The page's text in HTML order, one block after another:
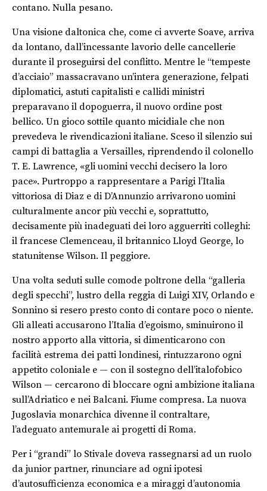
contano. Nulla pesano.
Una visione daltonica che, come ci avverte Soave, arriva
da lontano, dall’incessante lavorio delle cancellerie
durante il proseguirsi del conflitto. Mentre le “tempeste
d’acciaio” massacravano un’intera generazione, felpati
diplomatici, astuti capitalisti e callidi ministri
preparavano il dopoguerra, il nuovo ordine post
bellico. Un gioco sottile quanto micidiale che non
prevedeva le rivendicazioni italiane. Sceso il silenzio sui
campi di battaglia a Versailles, riprendendo il colonello
T. E. Lawrence, «gli uomini vecchi decisero la loro
pace». Purtroppo a rappresentare a Parigi l’Italia
vittoriosa di Diaz e di D’Annunzio arrivarono uomini
culturalmente ancor più vecchi e, soprattutto,
decisamente più inadeguati dei loro agguerriti colleghi:
il francese Clemenceau, il britannico Lloyd George, lo
statunitense Wilson. Il peggiore.
Una volta seduti sulle comode poltrone della “galleria
degli specchi”, lustro della reggia di Luigi XIV, Orlando e
Sonnino si resero presto conto di contare poco o niente.
Gli alleati accusarono l’Italia d’egoismo, sminuirono il
nostro apporto alla vittoria, si dimenticarono con
facilità estrema dei patti londinesi, rintuzzarono ogni
appetito coloniale e — con il sostegno dell’italofobico
Wilson — cercarono di bloccare ogni ambizione italiana
sull’Adriatico e nei Balcani. Fiume compresa. La nuova
Jugoslavia monarchica divenne il contraltare,
l’adeguato antemurale ai progetti di Roma.
Per i “grandi” lo Stivale doveva rassegnarsi ad un ruolo
da junior partner, rinunciare ad ogni ipotesi
d’autosufficienza economica e a miraggi d’autonomia